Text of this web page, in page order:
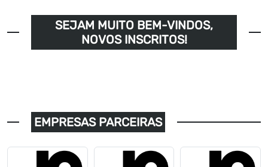
SEJAM MUITO BEM-VINDOS,
NOVOS INSCRITOS!
EMPRESAS PARCEIRAS